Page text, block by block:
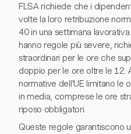
FLSA richiede che i
volte la loro retribuzione
40 in una settimana
hanno regole più severe,
straordinari per le ore che
doppio per le ore oltre le 12.
normative dell'UE limitano le
in media, comprese le ore
riposo obbligatori.
Queste regole garantiscono